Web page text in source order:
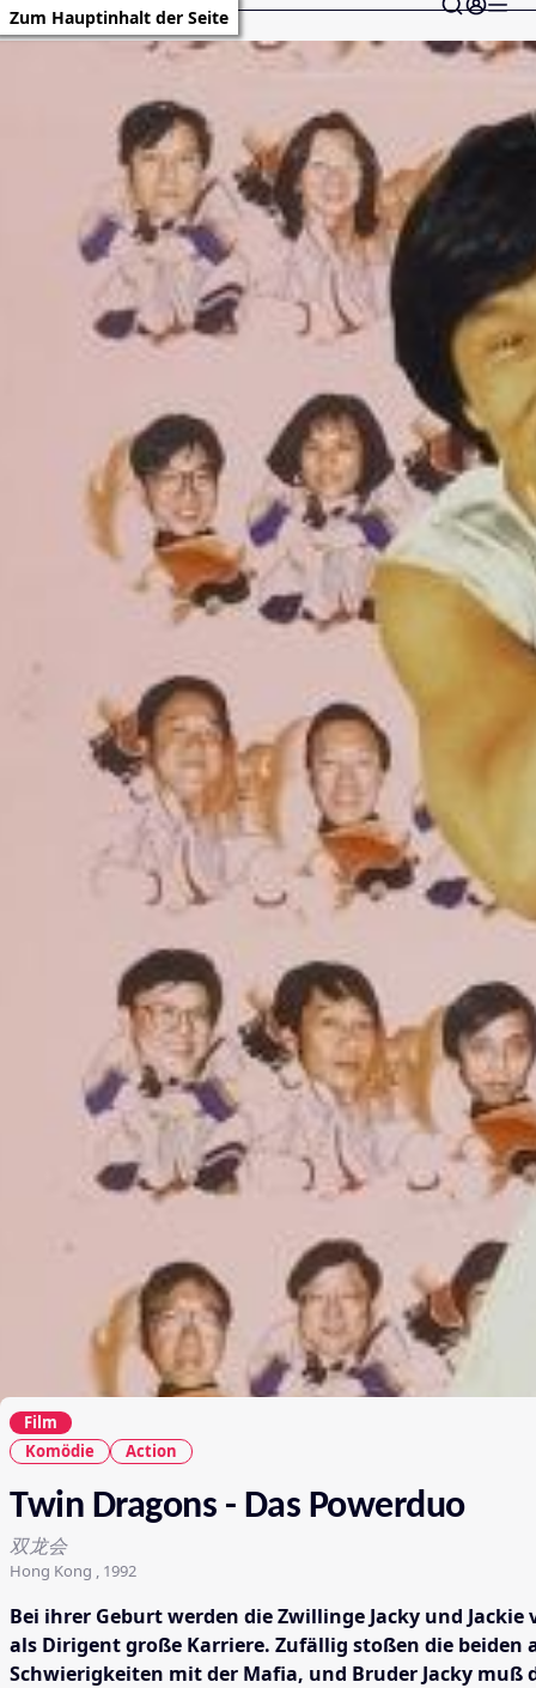
Zum Hauptinhalt der Seite
Film
Komödie
Action
Twin Dragons - Das Powerduo
双龙会
Hong Kong , 1992
Bei ihrer Geburt werden die Zwillinge Jacky und
als Dirigent große Karriere. Zufällig stoßen die
Schwierigkeiten mit der Mafia, und Bruder Jacky muß